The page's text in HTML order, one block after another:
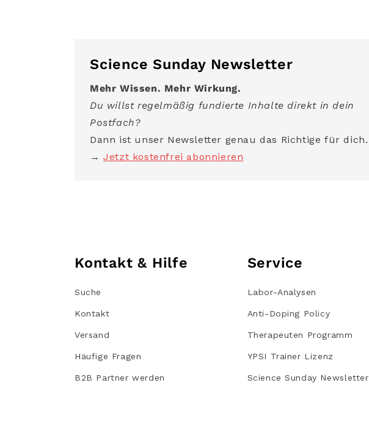
Science Sunday Newsletter
Mehr Wissen. Mehr Wirkung.
Du willst regelmäßig fundierte Inhalte direkt in dein
Postfach?
Dann ist unser Newsletter genau das Richtige für dich.
→Jetzt kostenfrei abonnieren
Kontakt & Hilfe
Suche
Kontakt
Versand
Häufige Fragen
B2B Partner werden
Service
Labor-Analysen
Anti-Doping Policy
Therapeuten Programm
YPSI Trainer Lizenz
Science Sunday Newsletter